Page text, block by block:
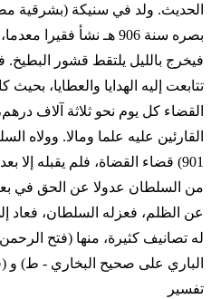
الحديث. ولد في سنيكة (بشرقية
بصره سنة 906 هـ نشأ
فيخرج بالليل يلتقط قشور البطيخ.
تتابعت إليه الهدايا والعطايا،
القضاء كل يوم نحو ثلاثة آلاف
901) قضاء القضاة، فلم يقبله
من السلطان عدولا عن الحق في
عن الظلم، فعزله السلطان، فعاد
له تصانيف كثيرة، منها (فتح
الباري على صحيح البخاري - ط) و
تفسير